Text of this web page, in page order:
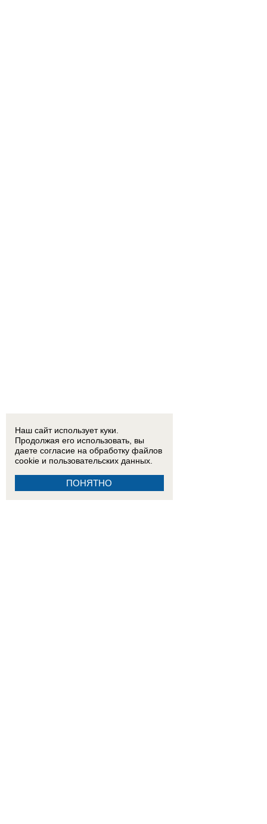
Наш сайт использует куки.
Продолжая его использовать, вы
даете согласие на обработку файлов
cookie и пользовательских данных.
ПОНЯТНО